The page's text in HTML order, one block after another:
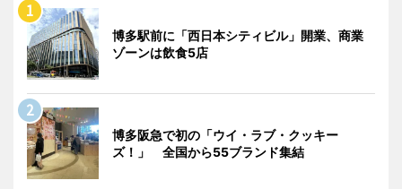
博多駅前に「西日本シティビル」開業、商業
ゾーンは飲食5店
博多阪急で初の「ウイ・ラブ・クッキー
ズ！」 全国から55ブランド集結